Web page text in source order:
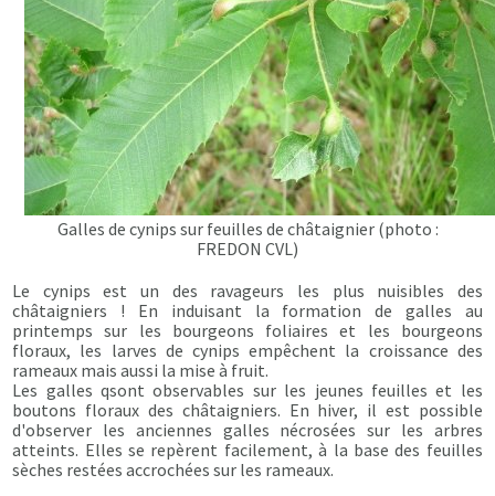
Galles de cynips sur feuilles de châtaignier (photo :
FREDON CVL)
Le cynips est un des ravageurs les plus nuisibles des
châtaigniers ! En induisant la formation de galles au
printemps sur les bourgeons foliaires et les bourgeons
floraux, les larves de cynips empêchent la croissance des
rameaux mais aussi la mise à fruit.
Les galles qsont observables sur les jeunes feuilles et les
boutons floraux des châtaigniers. En hiver, il est possible
d'observer les anciennes galles nécrosées sur les arbres
atteints. Elles se repèrent facilement, à la base des feuilles
sèches restées accrochées sur les rameaux.